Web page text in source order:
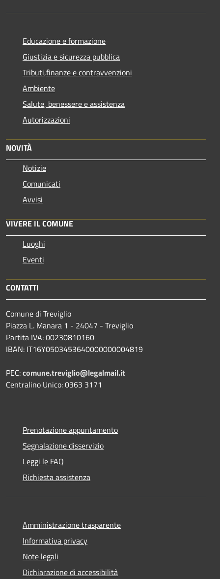
Educazione e formazione
Giustizia e sicurezza pubblica
Tributi,finanze e contravvenzioni
Ambiente
Salute, benessere e assistenza
Autorizzazioni
NOVITÀ
Notizie
Comunicati
Avvisi
VIVERE IL COMUNE
Luoghi
Eventi
CONTATTI
Comune di Treviglio
Piazza L. Manara 1 - 24047 - Treviglio
Partita IVA: 00230810160
IBAN: IT16Y0503453640000000004819
PEC:comune.treviglio@legalmail.it
Centralino Unico: 0363 3171
Prenotazione appuntamento
Segnalazione disservizio
Leggi le FAQ
Richiesta assistenza
Amministrazione trasparente
Informativa privacy
Note legali
Dichiarazione di accessibilità